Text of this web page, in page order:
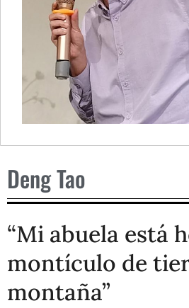
Deng Tao
“Mi abuela está
montículo de
montaña”